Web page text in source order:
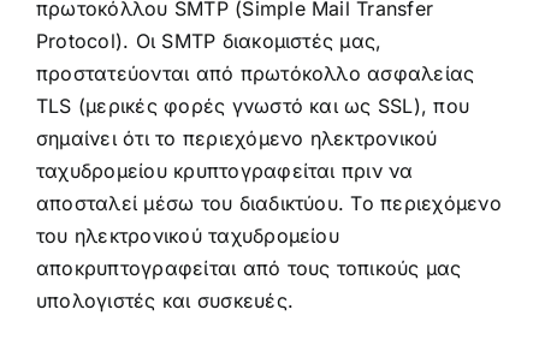
πρωτοκόλλου SMTP (Simple Mail Transfer
Protocol). Οι SMTP διακομιστές μας,
προστατεύονται από πρωτόκολλο ασφαλείας
TLS (μερικές φορές γνωστό και ως SSL), που
σημαίνει ότι το περιεχόμενο ηλεκτρονικού
ταχυδρομείου κρυπτογραφείται πριν να
αποσταλεί μέσω του διαδικτύου. Το περιεχόμενο
του ηλεκτρονικού ταχυδρομείου
αποκρυπτογραφείται από τους τοπικούς μας
υπολογιστές και συσκευές.